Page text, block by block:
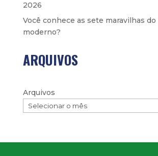
2026
Você conhece as sete maravilhas
moderno?
ARQUIVOS
Arquivos